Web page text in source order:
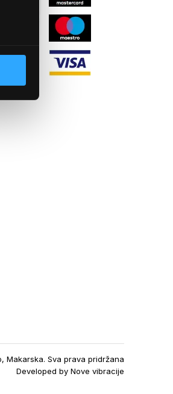
Makarska. Sva prava pridržana
Developed byNove vibracije